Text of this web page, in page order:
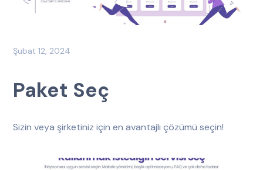
Şubat 12, 2024
Paket Seç
Sizin veya şirketiniz için en avantajlı çözümü seçin!